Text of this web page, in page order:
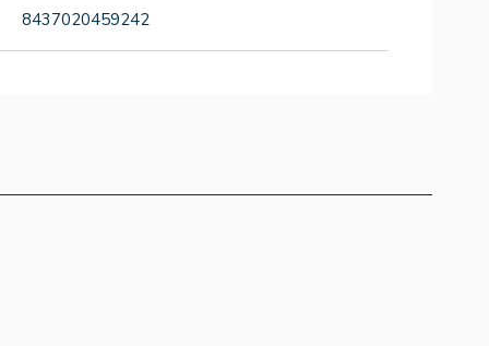
8437020459242